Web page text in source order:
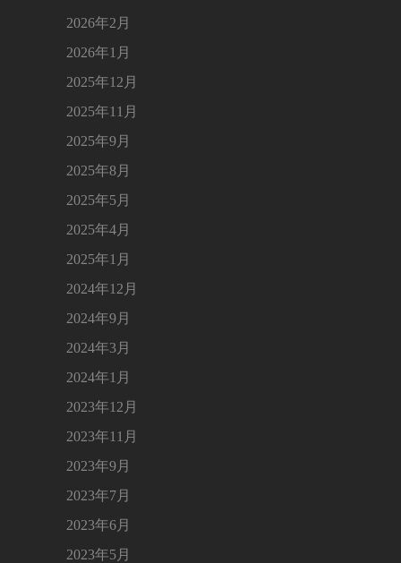
2026年2月
2026年1月
2025年12月
2025年11月
2025年9月
2025年8月
2025年5月
2025年4月
2025年1月
2024年12月
2024年9月
2024年3月
2024年1月
2023年12月
2023年11月
2023年9月
2023年7月
2023年6月
2023年5月